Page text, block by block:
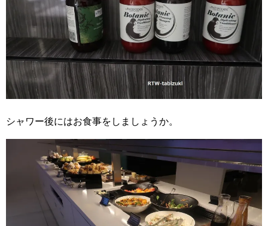
シャワー後にはお食事をしましょうか。